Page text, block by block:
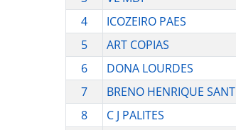
4
ICOZEIRO PAES
5
ART COPIAS
6
DONA LOURDES
7
BRENO HENRIQUE
8
C J PALITES